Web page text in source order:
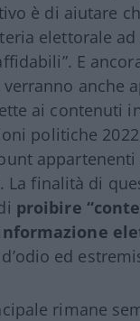
è di aiutare
elettorale
E
anche
ai contenuti
politiche
appartenenti
La finalità di
proibire
ed
rimane